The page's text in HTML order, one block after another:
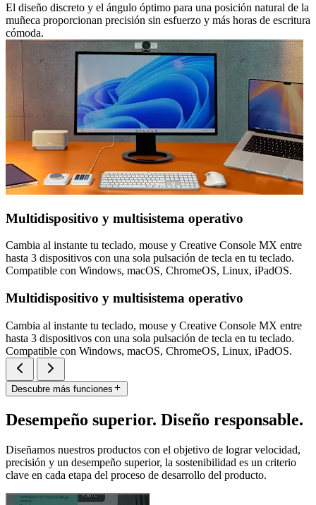
El diseño discreto y el ángulo óptimo para una posición natural de la
muñeca proporcionan precisión sin esfuerzo y más horas de escritura
cómoda.
Multidispositivo y multisistema operativo
Cambia al instante tu teclado, mouse y Creative Console MX entre
hasta 3 dispositivos con una sola pulsación de tecla en tu teclado.
Compatible con Windows, macOS, ChromeOS, Linux, iPadOS.
Multidispositivo y multisistema operativo
Cambia al instante tu teclado, mouse y Creative Console MX entre
hasta 3 dispositivos con una sola pulsación de tecla en tu teclado.
Compatible con Windows, macOS, ChromeOS, Linux, iPadOS.
Descubre más funciones
Desempeño superior. Diseño responsable.
Diseñamos nuestros productos con el objetivo de lograr velocidad,
precisión y un desempeño superior, la sostenibilidad es un criterio
clave en cada etapa del proceso de desarrollo del producto.